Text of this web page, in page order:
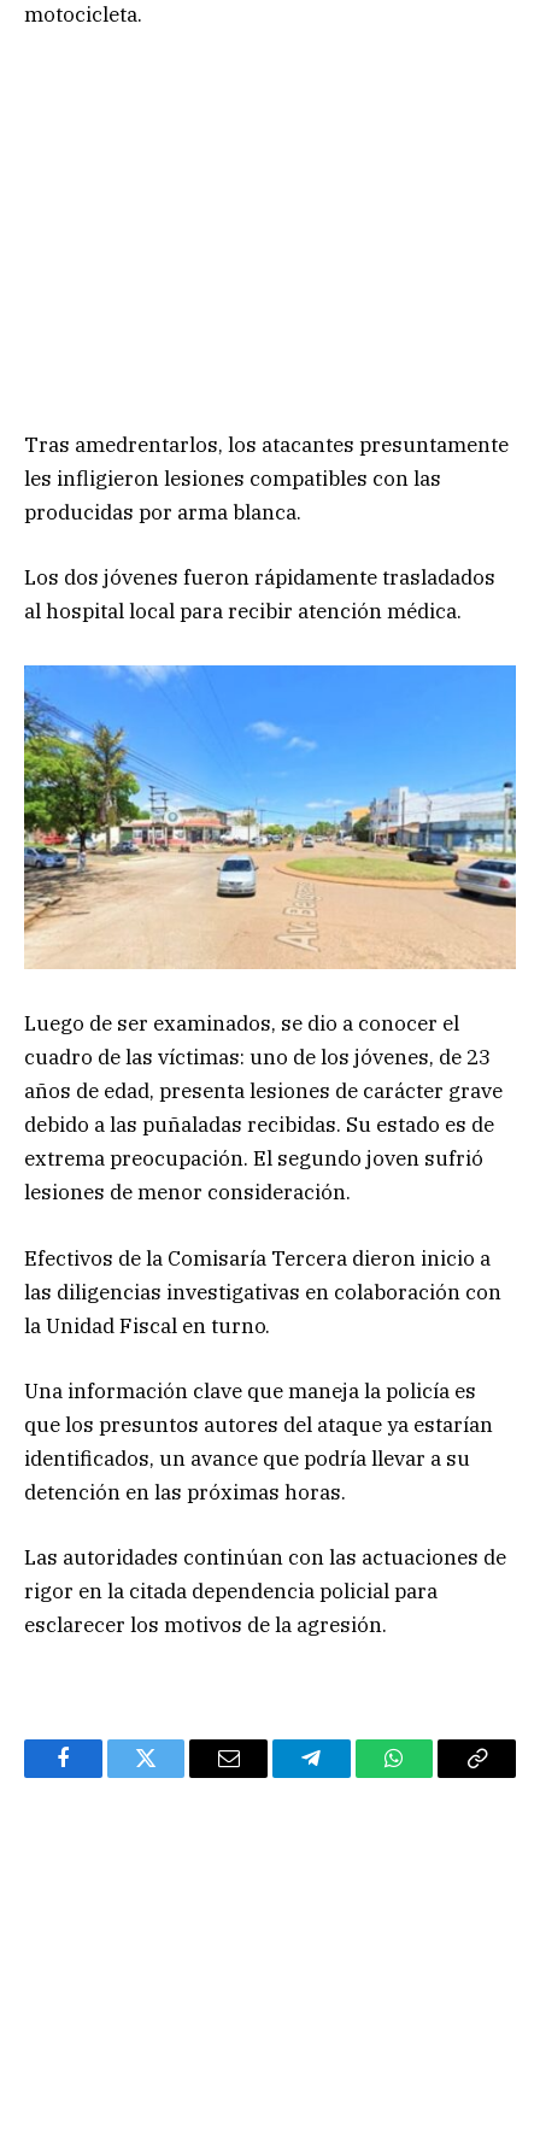
motocicleta.
Tras amedrentarlos, los atacantes presuntamente
les infligieron lesiones compatibles con las
producidas por arma blanca.
Los dos jóvenes fueron rápidamente trasladados
al hospital local para recibir atención médica.
Luego de ser examinados, se dio a conocer el
cuadro de las víctimas: uno de los jóvenes, de 23
años de edad, presenta lesiones de carácter grave
debido a las puñaladas recibidas. Su estado es de
extrema preocupación. El segundo joven sufrió
lesiones de menor consideración.
Efectivos de la Comisaría Tercera dieron inicio a
las diligencias investigativas en colaboración con
la Unidad Fiscal en turno.
Una información clave que maneja la policía es
que los presuntos autores del ataque ya estarían
identificados, un avance que podría llevar a su
detención en las próximas horas.
Las autoridades continúan con las actuaciones de
rigor en la citada dependencia policial para
esclarecer los motivos de la agresión.
FacebookTwitter Email TelegramWhatsAppCopy